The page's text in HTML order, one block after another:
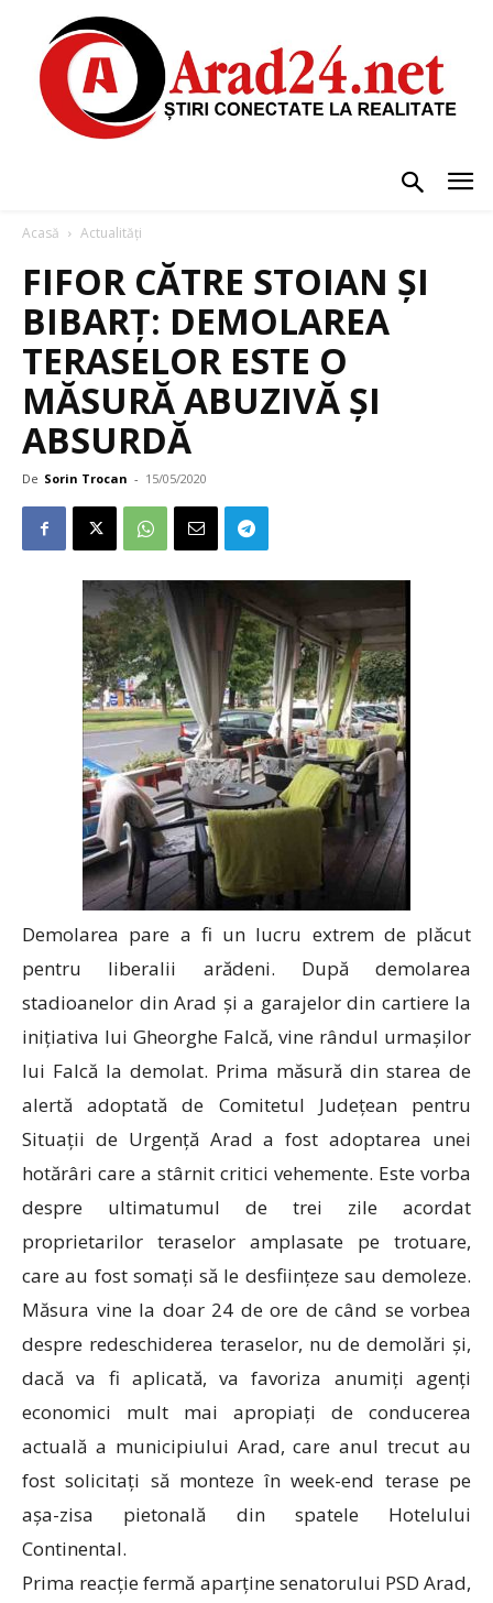
Acasă Actualități
FIFOR CĂTRE STOIAN ȘI
BIBARȚ: DEMOLAREA
TERASELOR ESTE O
MĂSURĂ ABUZIVĂ ȘI
ABSURDĂ
De Sorin Trocan - 15/05/2020
Demolarea pare a fi un lucru extrem de plăcut
pentru liberalii arădeni. După demolarea
stadioanelor din Arad și a garajelor din cartiere la
inițiativa lui Gheorghe Falcă, vine rândul urmașilor
lui Falcă la demolat. Prima măsură din starea de
alertă adoptată de Comitetul Județean pentru
Situații de Urgență Arad a fost adoptarea unei
hotărâri care a stârnit critici vehemente. Este vorba
despre ultimatumul de trei zile acordat
proprietarilor teraselor amplasate pe trotuare,
care au fost somați să le desființeze sau demoleze.
Măsura vine la doar 24 de ore de când se vorbea
despre redeschiderea teraselor, nu de demolări și,
dacă va fi aplicată, va favoriza anumiți agenți
economici mult mai apropiați de conducerea
actuală a municipiului Arad, care anul trecut au
fost solicitați să monteze în week-end terase pe
așa-zisa pietonală din spatele Hotelului
Continental.
Prima reacție fermă aparține senatorului PSD Arad,